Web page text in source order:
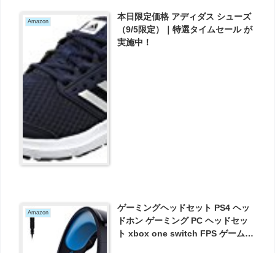
Amazon
本日限定価格 アディダス シューズ
（9/5限定）｜特選タイムセール が
実施中！
Amazon
ゲーミングヘッドセット PS4 ヘッ
ドホン ゲーミング PC ヘッドセッ
ト xbox one switch FPS ゲーム